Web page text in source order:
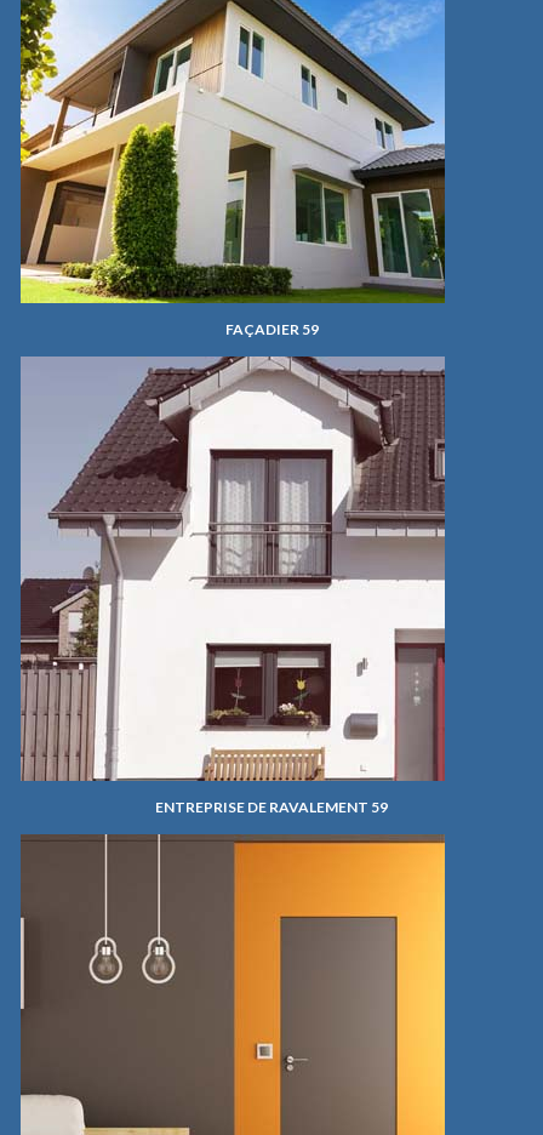
FAÇADIER 59
ENTREPRISE DE RAVALEMENT 59